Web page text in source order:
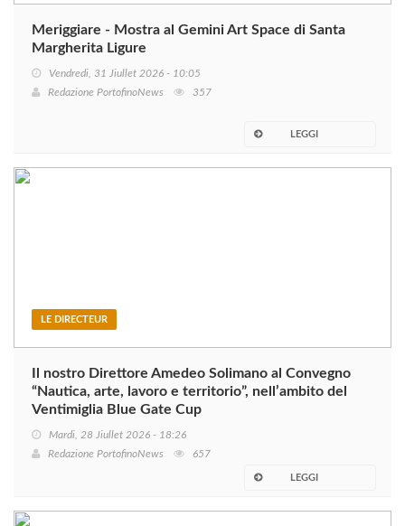
Meriggiare - Mostra al Gemini Art Space di Santa
Margherita Ligure
Vendredi, 31 Jiullet 2026 - 10:05
Redazione PortofinoNews
357
LEGGI
LE DIRECTEUR
Il nostro Direttore Amedeo Solimano al Convegno
“Nautica, arte, lavoro e territorio”, nell’ambito del
Ventimiglia Blue Gate Cup
Mardi, 28 Jiullet 2026 - 18:26
Redazione PortofinoNews
657
LEGGI